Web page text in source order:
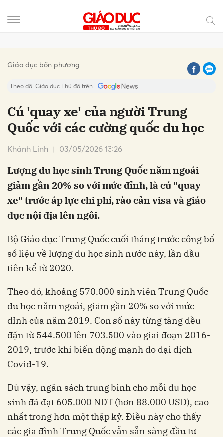
Giáo dục bốn phương
Theo dõi Giáo dục Thủ đô trên
Cú 'quay xe' của người Trung
Quốc với các cường quốc du học
Khánh Linh 03/05/2026 13:26
Lượng du học sinh Trung Quốc năm ngoái
giảm gần 20% so với mức đỉnh, là cú "quay
xe" trước áp lực chi phí, rào cản visa và giáo
dục nội địa lên ngôi.
Bộ Giáo dục Trung Quốc cuối tháng trước công bố
số liệu về lượng du học sinh nước này, lần đầu
tiên kể từ 2020.
Theo đó, khoảng 570.000 sinh viên Trung Quốc
du học năm ngoái, giảm gần 20% so với mức
đỉnh của năm 2019. Con số này từng tăng đều
đặn từ 544.500 lên 703.500 vào giai đoạn 2016-
2019, trước khi biến động mạnh do đại dịch
Covid-19.
Dù vậy, ngân sách trung bình cho mỗi du học
sinh đã đạt 605.000 NDT (hơn 88.000 USD), cao
nhất trong hơn một thập kỷ. Điều này cho thấy
các gia đình Trung Quốc vẫn sẵn sàng đầu tư
Hủy Gửi